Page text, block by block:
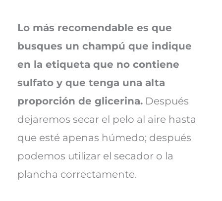
Lo más recomendable es que
busques un champú que indique
en la etiqueta que no contiene
sulfato y que tenga una alta
proporción de glicerina.Después
dejaremos secar el pelo al aire hasta
que esté apenas húmedo; después
podemos utilizar el secador o la
plancha correctamente.